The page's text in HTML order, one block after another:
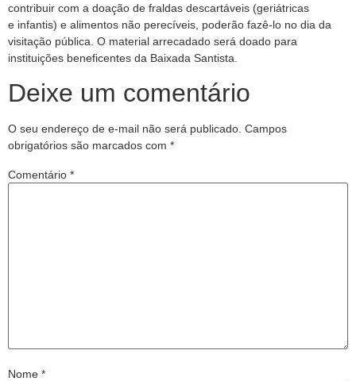
contribuir com a doação de fraldas descartáveis (geriátricas
e infantis) e alimentos não perecíveis, poderão fazê-lo no dia da
visitação pública. O material arrecadado será doado para
instituições beneficentes da Baixada Santista.
Deixe um comentário
O seu endereço de e-mail não será publicado. Campos
obrigatórios são marcados com *
Comentário *
Nome *